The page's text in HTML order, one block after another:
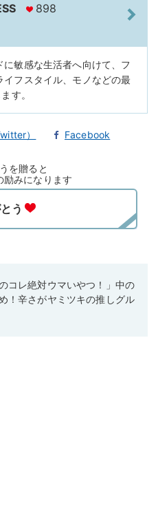
898
敏感な生活者へ向けて、フ
イフスタイル、モノなどの最
す。
） Facebook
を贈ると
励みになります
コレ絶対ウマいやつ！」中の
！辛さがヤミツキの推しグル